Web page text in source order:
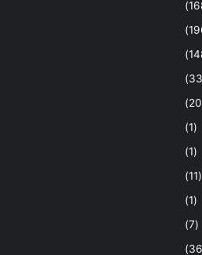
(1)
(1)
(11)
(1)
(7)